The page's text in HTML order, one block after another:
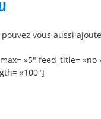
vous aussi
»5″ feed_title= »no
»100″]